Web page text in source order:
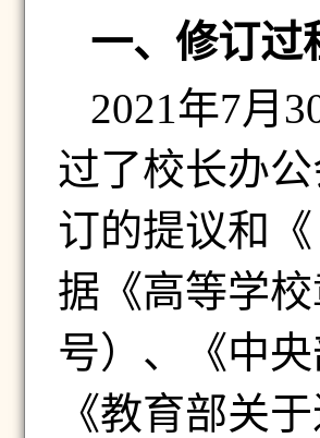
一、修订过
2021年7月
过了校长办
订的提议和
据《高等学
号）、《中
《教育部关